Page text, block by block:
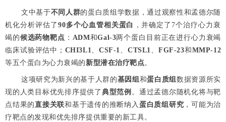
文中基于不同人群的蛋白质组学数据，通过观察性和孟德尔随
机化分析评估了 90多个心血管相关蛋白
，并确定了7个治疗心力衰
竭的候选药物靶点 ： ADM和Gal-3两个蛋白目前正在进行心力衰竭
临床试验评估中； CHI3L1 、CSF-1 、CTSL1 、FGF-23和MMP-12
等五个蛋白为心力衰竭的 新型潜在治疗靶点。
这项研究为新兴的基于人群的基因组 和蛋白质组数据资源所实
现的人类目标优先排序提供了 典型范例 。通过孟德尔随机化将与靶
点结果的直接关联和基于遗传的推断纳入 蛋白质组研究 ，可能为治
疗靶点的发现和优先排序提供重要的新工具。